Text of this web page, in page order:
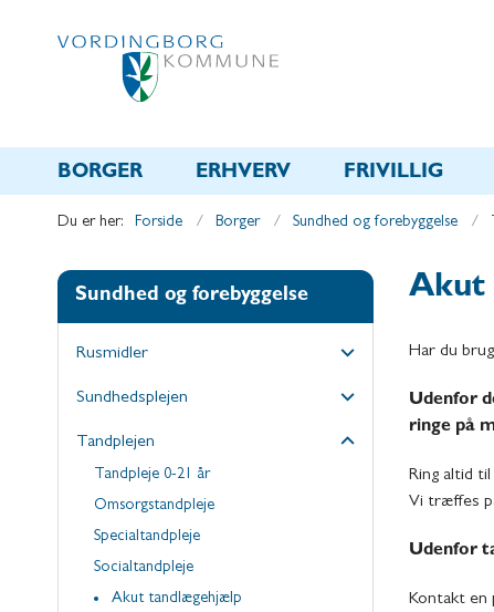
BORGER ERHVERV FRIVILLIG
Du er her: Forside Borger Sundhed og forebyggelse
Sundhed og forebyggelse
Rusmidler
Sundhedsplejen
Tandplejen
Tandpleje 0-21 år
Omsorgstandpleje
Specialtandpleje
Socialtandpleje
Akut tandlægehjælp
Akut
Har du
Udenfor
ringe på
Ring altid
Vi træffes
Udenfor
Kontakt en